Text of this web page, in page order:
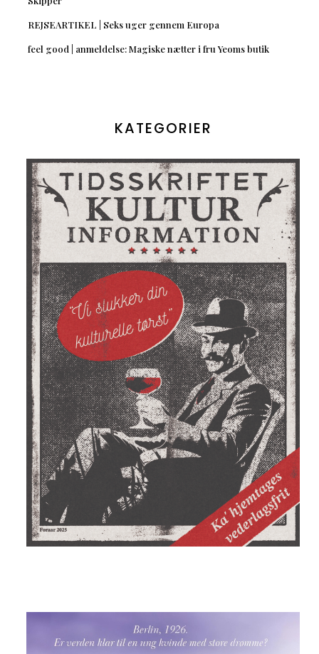
REJSEARTIKEL | Seks uger gennem Europa
feel good | anmeldelse: Magiske nætter i fru Yeoms butik
KATEGORIER